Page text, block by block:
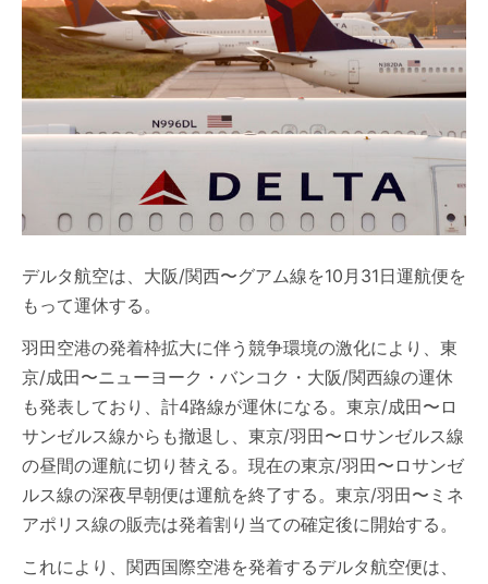
デルタ航空は、大阪/関西〜グアム線を10月31日運航便を
もって運休する。
羽田空港の発着枠拡大に伴う競争環境の激化により、東
京/成田〜ニューヨーク・バンコク・大阪/関西線の運休
も発表しており、計4路線が運休になる。東京/成田〜ロ
サンゼルス線からも撤退し、東京/羽田〜ロサンゼルス線
の昼間の運航に切り替える。現在の東京/羽田〜ロサンゼ
ルス線の深夜早朝便は運航を終了する。東京/羽田〜ミネ
アポリス線の販売は発着割り当ての確定後に開始する。
これにより、関西国際空港を発着するデルタ航空便は、